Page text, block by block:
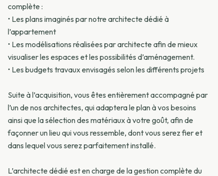
complète :
•⁠ ⁠Les plans imaginés par notre architecte dédié à
l’appartement
•⁠ ⁠Les modélisations réalisées par architecte afin de mieux
visualiser les espaces et les possibilités d’aménagement.
•⁠ ⁠Les budgets travaux envisagés selon les différents projets
Suite à l’acquisition, vous êtes entièrement accompagné par
l’un de nos architectes, qui adaptera le plan à vos besoins
ainsi que la sélection des matériaux à votre goût, afin de
façonner un lieu qui vous ressemble, dont vous serez fier et
dans lequel vous serez parfaitement installé.
L’architecte dédié est en charge de la gestion complète du